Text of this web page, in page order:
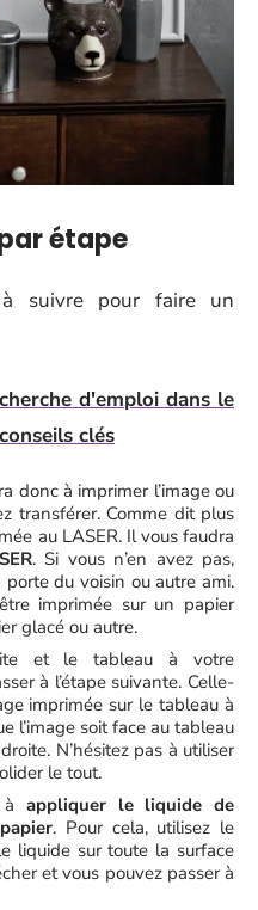
étape
suivre pour faire un
d'emploi dans le
clés
donc à imprimer l’image ou
transférer. Comme dit plus
au LASER. Il vous faudra
. Si vous n’en avez pas,
du voisin ou autre ami.
imprimée sur un papier
glacé ou autre.
et le tableau à votre
à l’étape suivante. Celle-
imprimée sur le tableau à
l’image soit face au tableau
N’hésitez pas à utiliser
le tout.
appliquer le liquide de
. Pour cela, utilisez le
liquide sur toute la surface
et vous pouvez passer à